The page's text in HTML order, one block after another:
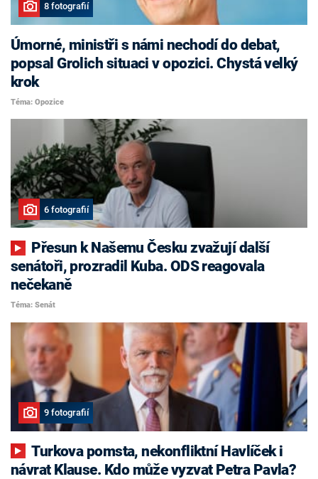
8 fotografií
Úmorné, ministři s námi nechodí do debat,
popsal Grolich situaci v opozici. Chystá velký
krok
Téma: Opozice
6 fotografií
senátoři, prozradil Kuba. ODS reagovala
nečekaně
Téma: Senát
9 fotografií
Turkova pomsta, nekonfliktní Havlíček i
návrat Klause. Kdo může vyzvat Petra Pavla?